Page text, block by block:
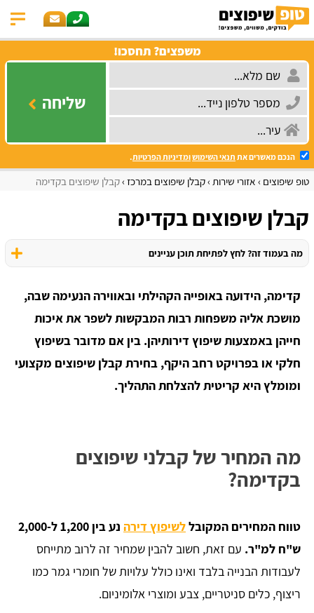
משפצים? תחסכו!
שליחה
הנכם מאשרים את תנאי השימושומדיניות הפרטיות.
טופ שיפוצים אזורי שירות קבלן שיפוצים במרכז קבלן שיפוצים בקדימה
קבלן שיפוצים בקדימה
מה בעמוד זה? לחץ לפתיחת תוכן עניינים
קדימה, הידועה באופייה הקהילתי ובאווירה הנעימה שבה,
מושכת אליה משפחות רבות המבקשות לשפר את איכות
חייהן באמצעות שיפוץ דירותיהן. בין אם מדובר בשיפוץ
חלקי או בפרויקט רחב היקף, בחירת קבלן שיפוצים מקצועי
ומומלץ היא קריטית להצלחת התהליך.
מה המחיר של קבלני שיפוצים
בקדימה?
טווח המחירים המקובללשיפוץ דירה
נע בין 1,200 ל-2,000
ש"ח למ"ר. עם זאת, חשוב להבין שמחיר זה לרוב מתייחס
לעבודות הבנייה בלבד ואינו כולל עלויות של חומרי גמר כמו
ריצוף, כלים סניטריים, צבע ומוצרי אלומיניום.